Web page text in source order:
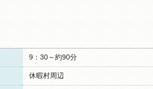
9：30～約90分
休暇村周辺